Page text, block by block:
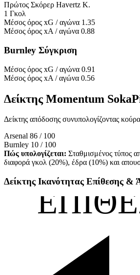
Πρώτος Σκόρερ Havertz K.
1 Γκολ
Μέσος όρος xG / αγώνα 1.35
Μέσος όρος xA / αγώνα 0.88
Burnley Σύγκριση
Μέσος όρος xG / αγώνα 0.91
Μέσος όρος xA / αγώνα 0.56
Δείκτης Momentum
Δείκτης απόδοσης συνυπολογίζοντας
Arsenal 86 / 100
Burnley 10 / 100
Πώς υπολογίζεται: Σταθμισμένος τύπος
διαφορά γκολ (20%), έδρα (10%) και
Δείκτης Ικανότητας Επίθεσης &